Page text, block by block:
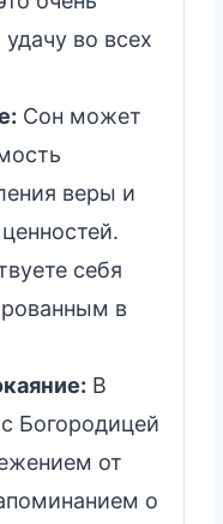
во всех
Сон может
веры и
себя
в
В
Богородицей
от
о